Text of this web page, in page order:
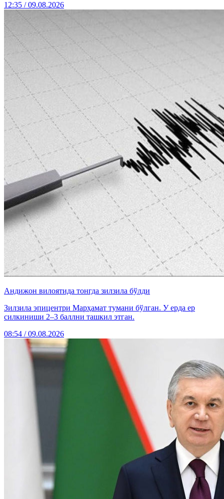
12:35 / 09.08.2026
Андижон вилоятида тонгда зилзила бўлди
Зилзила эпицентри Марҳамат тумани бўлган. У ерда ер
силкиниши 2–3 баллни ташкил этган.
08:54 / 09.08.2026